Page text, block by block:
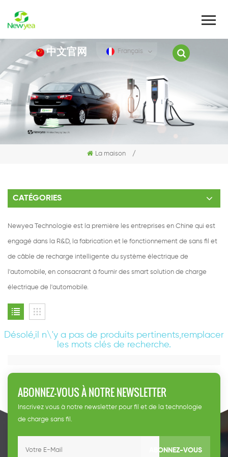
中文官网 Français
La maison /
CATÉGORIES
Newyea Technologie est la première les entreprises en Chine qui est
engagé dans la R&D, la fabrication et le fonctionnement de sans fil et
de câble de recharge intelligente du système électrique de
l'automobile, en consacrant à fournir des smart solution de charge
électrique de l'automobile.
Désolé,il n\'y a pas de produits pertinents,remplacer
les mots clés de recherche.
ABONNEZ-VOUS À NOTRE NEWSLETTER
Inscrivez vous à notre newsletter pour fil et de la technologie
de charge sans fil.
ABONNEZ-VOUS